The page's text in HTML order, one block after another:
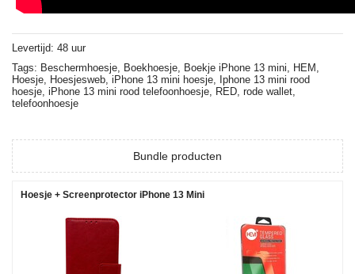
Levertijd: 48 uur
Tags: Beschermhoesje, Boekhoesje, Boekje iPhone 13 mini, HEM,
Hoesje, Hoesjesweb, iPhone 13 mini hoesje, Iphone 13 mini rood
hoesje, iPhone 13 mini rood telefoonhoesje, RED, rode wallet,
telefoonhoesje
Bundle producten
Hoesje + Screenprotector iPhone 13 Mini